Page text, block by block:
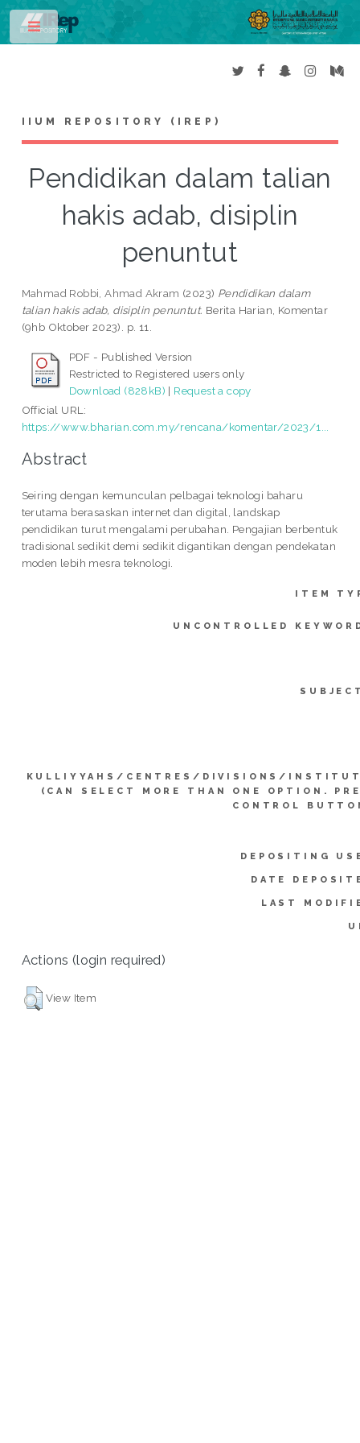
IIUM REPOSITORY (IREP)
Pendidikan dalam talian
hakis adab, disiplin
penuntut
Mahmad Robbi, Ahmad Akram (2023) Pendidikan dalam
talian hakis adab, disiplin penuntut. Berita Harian, Komentar
(9hb Oktober 2023). p. 11.
PDF - Published Version
Restricted to Registered users only
Download (828kB) | Request a copy
Official URL:
https://www.bharian.com.my/rencana/komentar/2023/1...
Abstract
Seiring dengan kemunculan pelbagai teknologi baharu
terutama berasaskan internet dan digital, landskap
pendidikan turut mengalami perubahan. Pengajian berbentuk
tradisional sedikit demi sedikit digantikan dengan pendekatan
moden lebih mesra teknologi.
ITEM
UNCONTROLLED
KULLIYYAHS/CENTRES/DIVISIONS/
(CAN SELECT MORE THAN ONE OPTION.
CONTROL
DEPOSITING
DATE
LAST
Actions (login required)
View Item
Toggle